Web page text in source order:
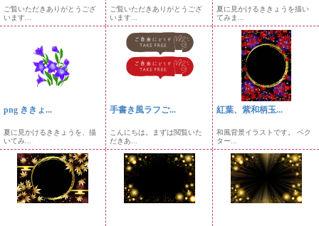
ご覧いただきありがとうござ
います...
ご覧いただきありがとうござ
います...
夏に見かけるききょうを描い
てみま...
png ききょ...
夏に見かけるききょうを、描
いてみ...
手書き風ラフご...
こんにちは。まずは閲覧いた
だきあ...
紅葉、紫和柄玉...
和風背景イラストです。 ベク
ター...